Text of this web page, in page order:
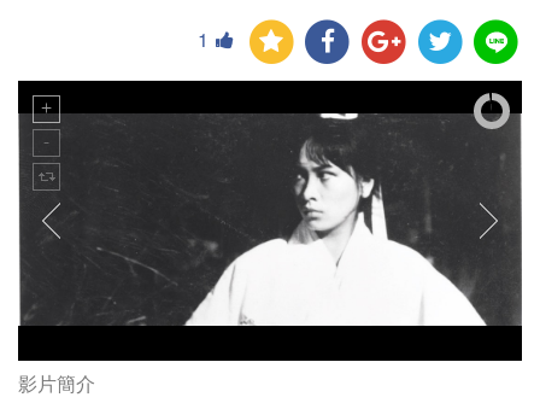
1
俠女劇照
影片簡介